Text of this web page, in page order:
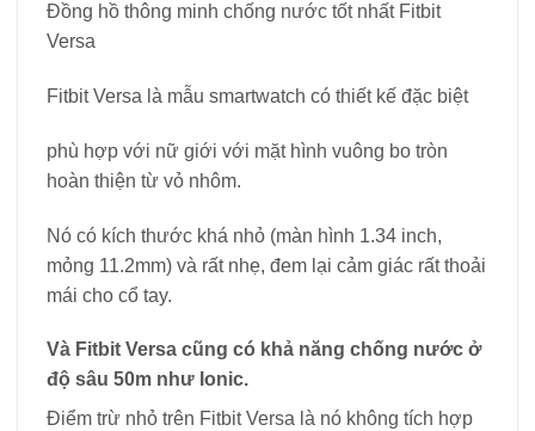
Đồng hồ thông minh chống nước tốt nhất Fitbit
Versa
Fitbit Versa là mẫu smartwatch có thiết kế đặc biệt
phù hợp với nữ giới với mặt hình vuông bo tròn
hoàn thiện từ vỏ nhôm.
Nó có kích thước khá nhỏ (màn hình 1.34 inch,
mỏng 11.2mm) và rất nhẹ, đem lại cảm giác rất thoải
mái cho cổ tay.
Và Fitbit Versa cũng có khả năng chống nước ở
độ sâu 50m như Ionic.
Điểm trừ nhỏ trên Fitbit Versa là nó không tích hợp